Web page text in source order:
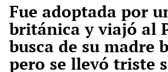
Fue adoptada por
británica y viajó al
busca de su madre
pero se llevó triste